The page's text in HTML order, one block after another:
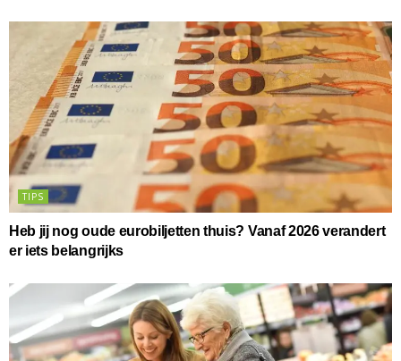
TIPS
Heb jij nog oude eurobiljetten thuis? Vanaf 2026 verandert
er iets belangrijks